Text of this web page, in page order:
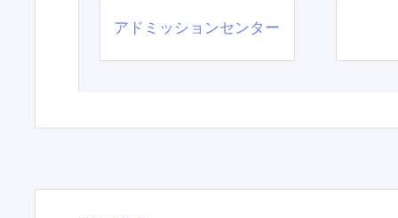
アドミッションセンター